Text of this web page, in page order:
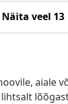
Näita veel 13
aiale